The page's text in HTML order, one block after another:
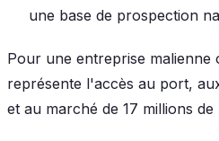
une base de prospection
Pour une entreprise malienne
représente l'accès au port,
et au marché de 17 millions de